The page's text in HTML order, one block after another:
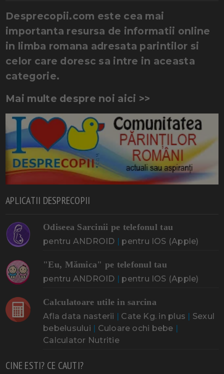
Desprecopii.com este cea mai
importanta resursa de informatii online
in limba romana adresata parintilor si
celor care doresc sa intre in aceasta
categorie.
Mai multe despre noi aici >>
APLICATII DESPRECOPII
Odiseea Sarcinii pe telefonul tau
pentru ANDROID | pentru IOS (Apple)
"Eu, Mămica" pe telefonul tau
pentru ANDROID | pentru IOS (Apple)
Calculatoare utile in sarcina
Afla data nasterii | Cate Kg. in plus | Sexul
bebelusului | Culoare ochi bebe |
Calculator Nutritie
CINE ESTI? CE CAUTI?